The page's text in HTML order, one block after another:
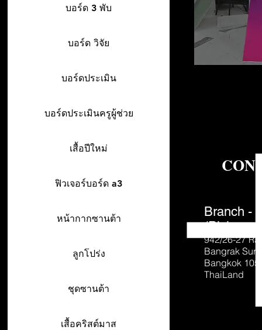
บอร์ด 3 พับ
บอร์ด วิจัย
บอร์ดประเมิน
บอร์ดประเมินครูผู้ช่วย
เสื้อปีใหม่
ฟิวเจอร์บอร์ด a3
หน้ากากซานต้า
ลูกโปร่ง
ชุดซานต้า
เสื้อคริสต์มาส
Branch -
(Pick-up
942/26-27
Bangrak
Bangkok
ThaiLand